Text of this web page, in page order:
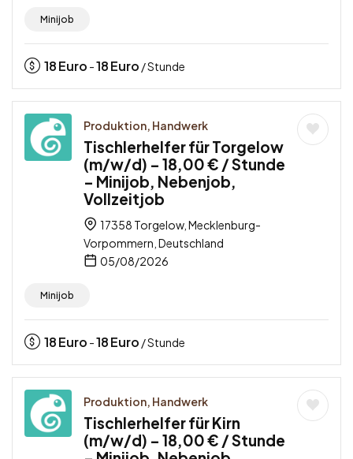
Minijob
18Euro -18Euro / Stunde
Produktion, Handwerk
Tischlerhelfer für Torgelow
(m/w/d) – 18,00 € / Stunde
– Minijob, Nebenjob,
Vollzeitjob
17358 Torgelow, Mecklenburg-
Vorpommern, Deutschland
05/08/2026
Minijob
18Euro -18Euro / Stunde
Produktion, Handwerk
Tischlerhelfer für Kirn
(m/w/d) – 18,00 € / Stunde